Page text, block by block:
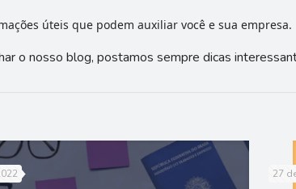
úteis que podem auxiliar você e sua empresa.
o nosso blog, postamos sempre dicas
27